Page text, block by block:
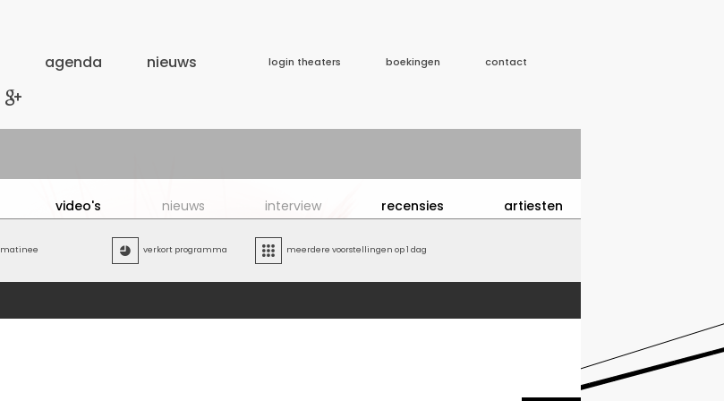
agenda nieuws login theaters boekingen contact

video's nieuws interview recensies artiesten
matinee  verkort programma  meerdere voorstellingen op 1 dag